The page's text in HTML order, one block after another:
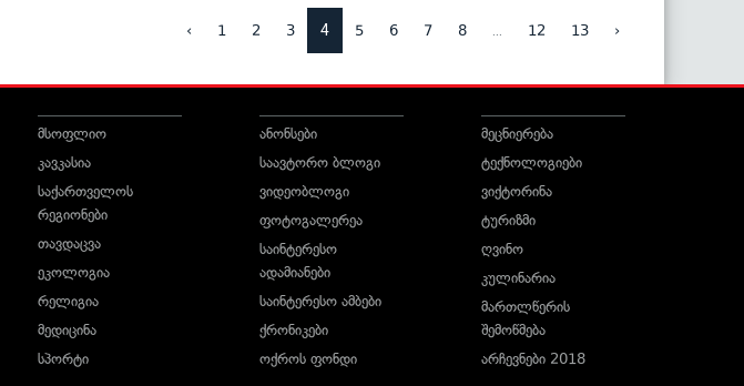
‹ 1 2 3 4 5 6 7 8 12 13 ›
მსოფლიო
კავკასია
საქართველოს
რეგიონები
თავდაცვა
ეკოლოგია
რელიგია
მედიცინა
სპორტი
ანონსები
საავტორო ბლოგი
ვიდეობლოგი
ფოტოგალერეა
საინტერესო
ადამიანები
საინტერესო ამბები
ქრონიკები
ოქროს ფონდი
მეცნიერება
ტექნოლოგიები
ვიქტორინა
ტურიზმი
ღვინო
კულინარია
მართლწერის
შემოწმება
არჩევნები 2018